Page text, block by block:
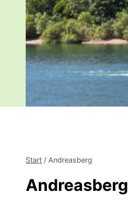
Start / Andreasberg
Andreasberg